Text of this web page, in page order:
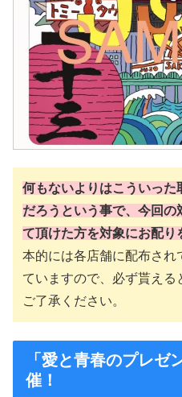
何もないよりはこういっ
だろうという事で、今回の
て頂けた方を対象にお配り
本的には各店舗に配布され
ていますので、必ず貰え
ご了承ください。
「愛と青春のプレゼ
催！